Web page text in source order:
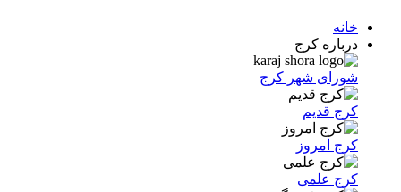
خانه
درباره کرج
شورای شهر کرج
کرج قدیم
کرج امروز
کرج علمی